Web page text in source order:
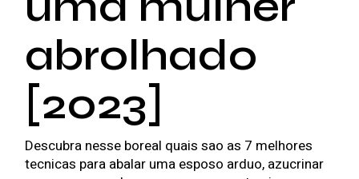
abrolhado
[2023]
Descubra nesse boreal quais sao as 7 melhores
tecnicas para abalar uma esposo arduo, azucrinar